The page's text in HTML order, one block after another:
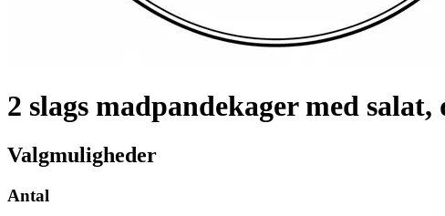
2 slags madpandekager med
Valgmuligheder
Antal